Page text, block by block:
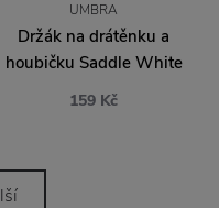
UMBRA
Držák na drátěnku a
houbičku Saddle White
159 Kč